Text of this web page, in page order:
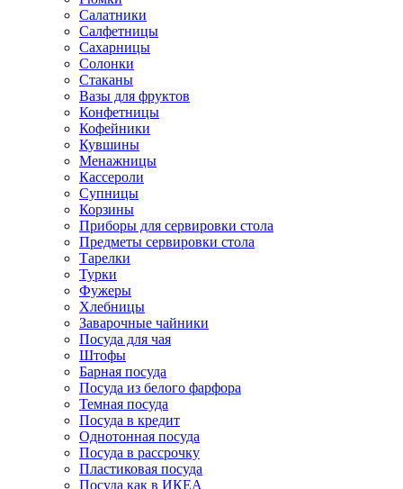
Салатники
Салфетницы
Сахарницы
Солонки
Стаканы
Вазы для фруктов
Конфетницы
Кофейники
Кувшины
Менажницы
Кассероли
Супницы
Корзины
Приборы для сервировки стола
Предметы сервировки стола
Тарелки
Турки
Фужеры
Хлебницы
Заварочные чайники
Посуда для чая
Штофы
Барная посуда
Посуда из белого фарфора
Темная посуда
Посуда в кредит
Однотонная посуда
Посуда в рассрочку
Пластиковая посуда
Посуда как в ИКЕА